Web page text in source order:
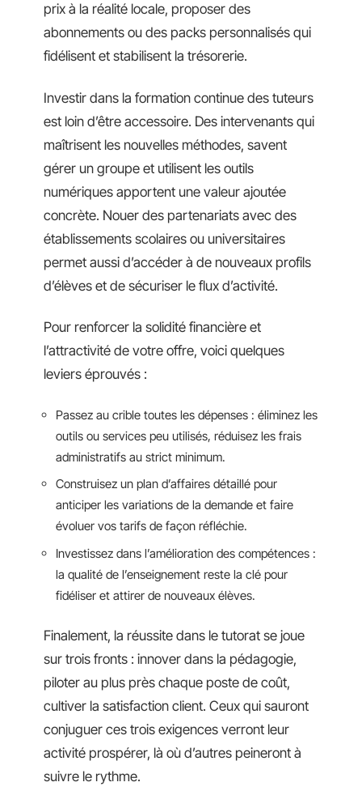
prix à la réalité locale, proposer des
abonnements ou des packs personnalisés qui
fidélisent et stabilisent la trésorerie.
Investir dans la formation continue des tuteurs
est loin d’être accessoire. Des intervenants qui
maîtrisent les nouvelles méthodes, savent
gérer un groupe et utilisent les outils
numériques apportent une valeur ajoutée
concrète. Nouer des partenariats avec des
établissements scolaires ou universitaires
permet aussi d’accéder à de nouveaux profils
d’élèves et de sécuriser le flux d’activité.
Pour renforcer la solidité financière et
l’attractivité de votre offre, voici quelques
leviers éprouvés :
Passez au crible toutes les dépenses : éliminez les
outils ou services peu utilisés, réduisez les frais
administratifs au strict minimum.
Construisez un plan d’affaires détaillé pour
anticiper les variations de la demande et faire
évoluer vos tarifs de façon réfléchie.
Investissez dans l’amélioration des compétences :
la qualité de l’enseignement reste la clé pour
fidéliser et attirer de nouveaux élèves.
Finalement, la réussite dans le tutorat se joue
sur trois fronts : innover dans la pédagogie,
piloter au plus près chaque poste de coût,
cultiver la satisfaction client. Ceux qui sauront
conjuguer ces trois exigences verront leur
activité prospérer, là où d’autres peineront à
suivre le rythme.